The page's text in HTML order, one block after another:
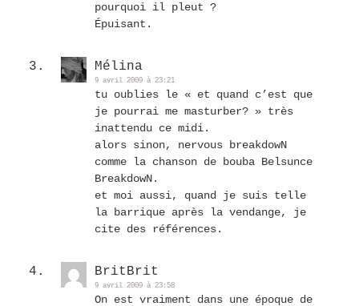
pourquoi il pleut ?
Épuisant.
Mélina
9 avril 2009 à 23:21
tu oublies le « et quand c’est que
je pourrai me masturber? » très
inattendu ce midi.
alors sinon, nervous breakdowN
comme la chanson de bouba Belsunce
BreakdowN.
et moi aussi, quand je suis telle
la barrique après la vendange, je
cite des références.
BritBrit
9 avril 2009 à 23:58
On est vraiment dans une époque de